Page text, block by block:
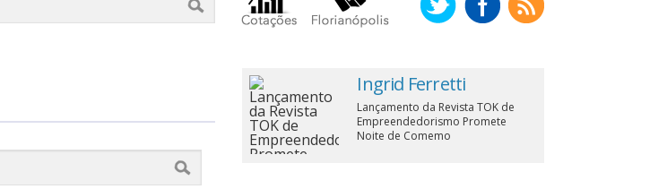
Ingrid Ferretti
Lançamento da Revista TOK de
Empreendedorismo Promete
Noite de Comemo